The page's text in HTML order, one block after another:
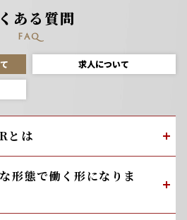
ある質問
FAQ
求人について
とは
形態で働く形になりま